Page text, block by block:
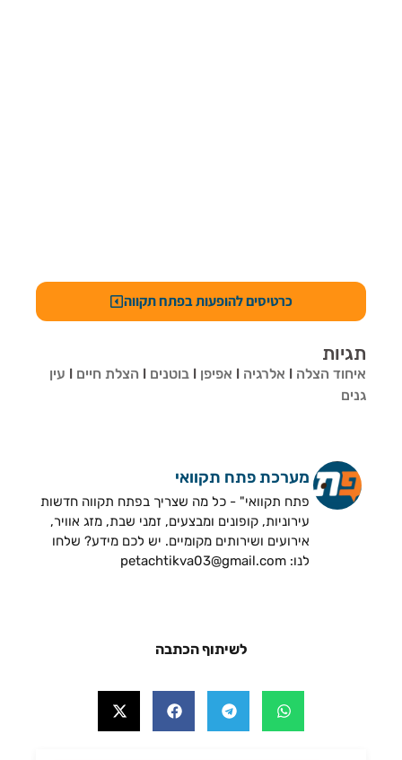
כרטיסים להופעות בפתח תקווה
תגיות
איחוד הצלה אלרגיה אפיפן בוטנים הצלת חיים
עין
גנים
מערכת פתח תקוואי
פתח תקוואי" - כל מה שצריך בפתח תקווה חדשות
עירוניות, קופונים ומבצעים, זמני שבת, מזג אוויר,
אירועים ושירותים מקומיים. יש לכם מידע? שלחו
לנו: petachtikva03@gmail.com
לשיתוף הכתבה